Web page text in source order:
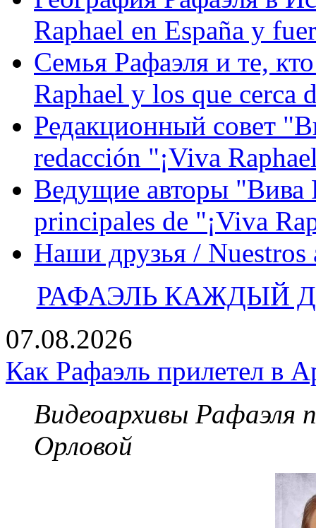
Raphael en España y
Семья Рафаэля и те,
Raphael y los que cerca
Редакционный совет
redacción "¡Viva
Ведущие авторы "Вива
principales de "¡Viva
Наши друзья / Nuestros
РАФАЭЛЬ КАЖДЫЙ
07.08.2026
Как Рафаэль прилетел в
Видеоархивы Рафаэля
Орловой